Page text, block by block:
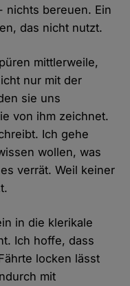
nichts bereuen. Ein
das nicht nutzt.
mittlerweile,
nur mit der
sie uns
von ihm zeichnet.
Ich gehe
wollen, was
verrät. Weil keiner
in die klerikale
Ich hoffe, dass
locken lässt
mit